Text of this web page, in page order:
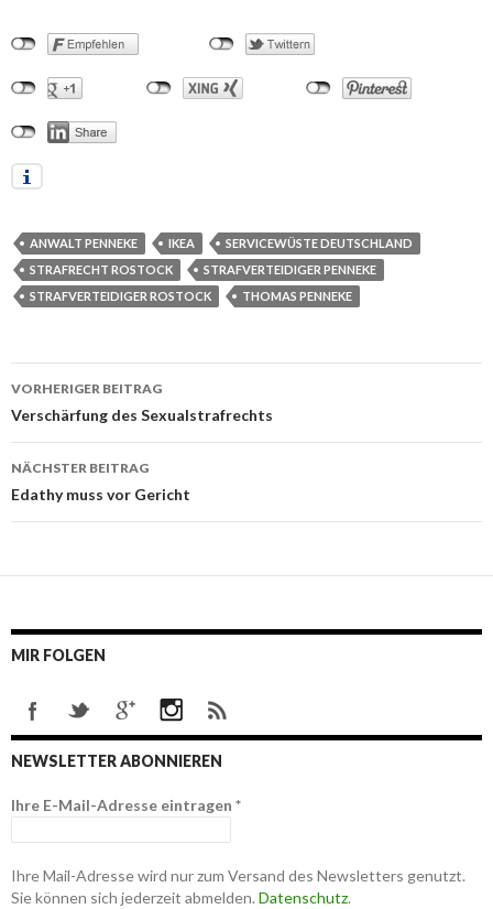
ANWALT PENNEKE IKEA
SERVICEWÜSTE DEUTSCHLAND
STRAFRECHT ROSTOCK
STRAFVERTEIDIGER PENNEKE
STRAFVERTEIDIGER ROSTOCK
THOMAS PENNEKE
Beitrags-
Navigation
VORHERIGER BEITRAG
Verschärfung des Sexualstrafrechts
NÄCHSTER BEITRAG
Edathy muss vor Gericht
MIR FOLGEN
NEWSLETTER ABONNIEREN
Ihre E-Mail-Adresse eintragen *
Ihre Mail-Adresse wird nur zum Versand des Newsletters genutzt.
Sie können sich jederzeit abmelden. Datenschutz.